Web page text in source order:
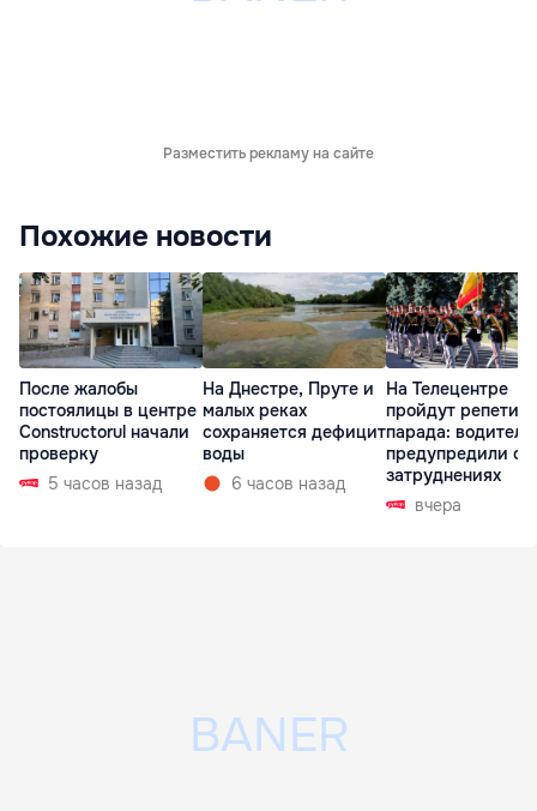
Разместить рекламу на сайте
Похожие новости
После жалобы
постоялицы в центре
Constructorul начали
проверку
5 часов назад
На Днестре, Пруте и
малых реках
сохраняется дефицит
воды
6 часов назад
На Телецентре
пройдут
парада:
предупредили о
затруднениях
вчера